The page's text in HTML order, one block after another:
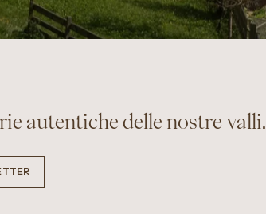
autentiche delle nostre valli.